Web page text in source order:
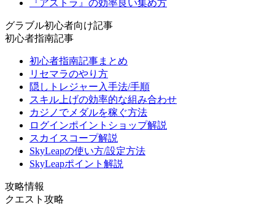
『アストラ』の効率良い集め方
グラブル初心者向け記事
初心者指南記事
初心者指南記事まとめ
リセマラのやり方
隠しトレジャー入手法/手順
スキル上げの効率的な組み合わせ
カジノでメダルを稼ぐ方法
ログインポイントショップ解説
スカイスコープ解説
SkyLeapの使い方/設定方法
SkyLeapポイント解説
攻略情報
クエスト攻略